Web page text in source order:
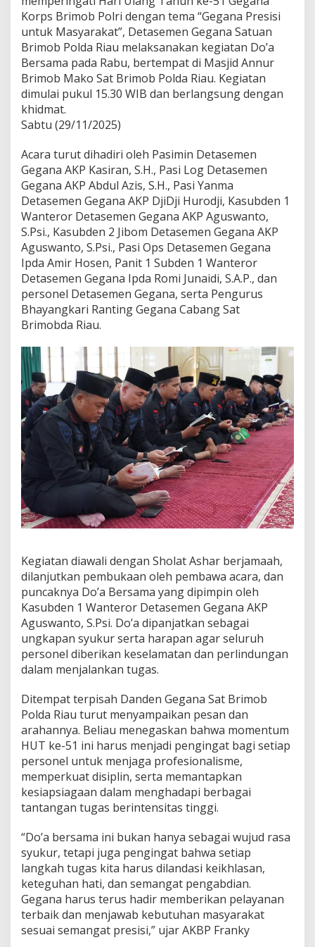
i
a
u
G
l
a
r
B
e
r
s
a
m
a
d
a
l
a
m
R
g
k
H
U
T
k
e
-
5
1
G
e
g
a
K
o
r
p
s
B
r
i
m
b
P
o
l
r
i
Korps Brimob Polri dengan tema “Gegana Presisi
untuk Masyarakat”, Detasemen Gegana Satuan
Brimob Polda Riau melaksanakan kegiatan Do’a
Bersama pada Rabu, bertempat di Masjid Annur
Brimob Mako Sat Brimob Polda Riau. Kegiatan
dimulai pukul 15.30 WIB dan berlangsung dengan
khidmat.
Sabtu (29/11/2025)
Acara turut dihadiri oleh Pasimin Detasemen
Gegana AKP Kasiran, S.H., Pasi Log Detasemen
Gegana AKP Abdul Azis, S.H., Pasi Yanma
Detasemen Gegana AKP DjiDji Hurodji, Kasubden 1
Wanteror Detasemen Gegana AKP Aguswanto,
S.Psi., Kasubden 2 Jibom Detasemen Gegana AKP
Aguswanto, S.Psi., Pasi Ops Detasemen Gegana
Ipda Amir Hosen, Panit 1 Subden 1 Wanteror
Detasemen Gegana Ipda Romi Junaidi, S.A.P., dan
personel Detasemen Gegana, serta Pengurus
Bhayangkari Ranting Gegana Cabang Sat
Brimobda Riau.
Kegiatan diawali dengan Sholat Ashar berjamaah,
dilanjutkan pembukaan oleh pembawa acara, dan
puncaknya Do’a Bersama yang dipimpin oleh
Kasubden 1 Wanteror Detasemen Gegana AKP
Aguswanto, S.Psi. Do’a dipanjatkan sebagai
ungkapan syukur serta harapan agar seluruh
personel diberikan keselamatan dan perlindungan
dalam menjalankan tugas.
Ditempat terpisah Danden Gegana Sat Brimob
Polda Riau turut menyampaikan pesan dan
arahannya. Beliau menegaskan bahwa momentum
HUT ke-51 ini harus menjadi pengingat bagi setiap
personel untuk menjaga profesionalisme,
memperkuat disiplin, serta memantapkan
kesiapsiagaan dalam menghadapi berbagai
tantangan tugas berintensitas tinggi.
“Do’a bersama ini bukan hanya sebagai wujud rasa
syukur, tetapi juga pengingat bahwa setiap
langkah tugas kita harus dilandasi keikhlasan,
keteguhan hati, dan semangat pengabdian.
Gegana harus terus hadir memberikan pelayanan
terbaik dan menjawab kebutuhan masyarakat
sesuai semangat presisi,” ujar AKBP Franky